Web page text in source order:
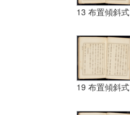
13 布置傾斜式
19 布置傾斜式